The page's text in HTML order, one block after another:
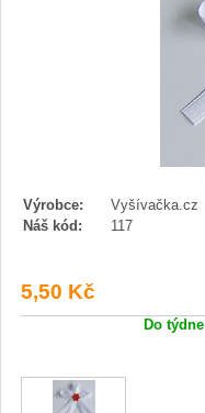
Výrobce:
Vyšívačka.cz
Náš kód:
117
5,50 Kč
Do týdne